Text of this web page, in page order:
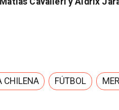
CHILENA FÚTBOL